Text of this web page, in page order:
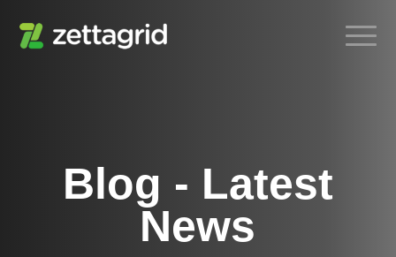
Blog - Latest
News